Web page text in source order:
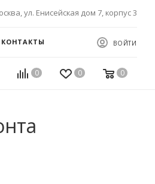
ул. Енисейская дом 7, корпус 3
КОНТАКТЫ ВОЙТИ
0 0 0